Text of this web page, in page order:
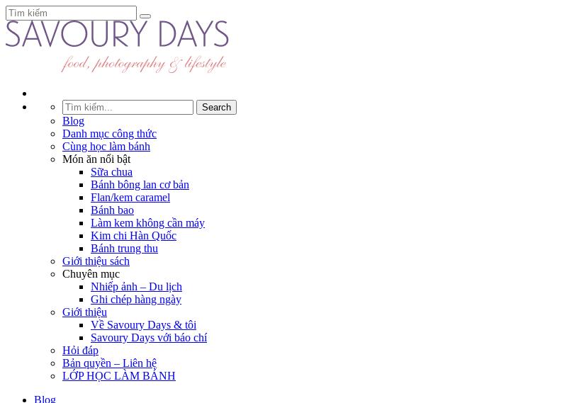
Blog
Danh mục công thức
Cùng học làm bánh
Món ăn nổi bật
Sữa chua
Bánh bông lan cơ bản
Flan/kem caramel
Bánh bao
Làm kem không cần máy
Kim chi Hàn Quốc
Bánh trung thu
Giới thiệu sách
Chuyên mục
Nhiếp ảnh – Du lịch
Ghi chép hàng ngày
Giới thiệu
Về Savoury Days & tôi
Savoury Days với báo chí
Hỏi đáp
Bản quyền – Liên hệ
LỚP HỌC LÀM BÁNH
Blog